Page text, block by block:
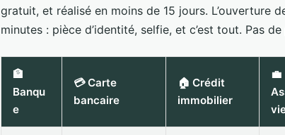
gratuit, et réalisé en moins de 15 jours. L’ouverture
minutes : pièce d’identité, selfie, et c’est tout. Pas
🏦
Banqu
e
💳 Carte
bancaire
🏠 Crédit
immobilier
💼